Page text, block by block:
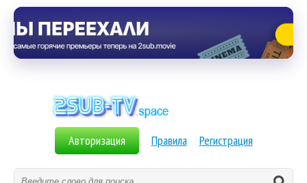
Авторизация Правила Регистрация